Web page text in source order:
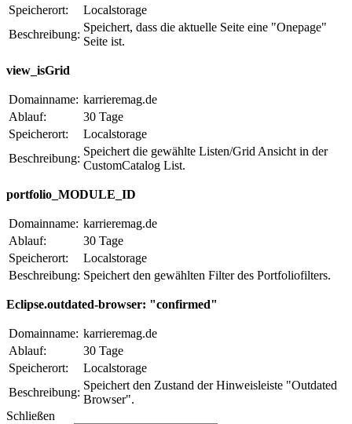
Speicherort:
Localstorage
Beschreibung:
Speichert, dass die aktuelle Seite eine "Onepage"
Seite ist.
view_isGrid
Domainname: karrieremag.de
Ablauf:
30 Tage
Speicherort:
Localstorage
Beschreibung:
Speichert die gewählte Listen/Grid Ansicht in der
CustomCatalog List.
portfolio_MODULE_ID
Domainname: karrieremag.de
Ablauf:
30 Tage
Speicherort:
Localstorage
Beschreibung: Speichert den gewählten Filter des Portfoliofilters.
Eclipse.outdated-browser: "confirmed"
Domainname: karrieremag.de
Ablauf:
30 Tage
Speicherort:
Localstorage
Beschreibung:
Speichert den Zustand der Hinweisleiste "Outdated
Browser".
Schließen